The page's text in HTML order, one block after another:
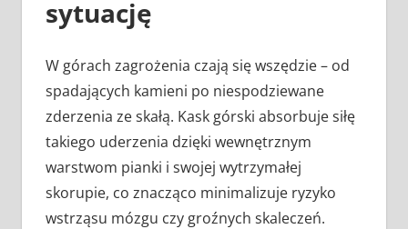
sytuację
W górach zagrożenia czają się wszędzie – od
spadających kamieni po niespodziewane
zderzenia ze skałą. Kask górski absorbuje siłę
takiego uderzenia dzięki wewnętrznym
warstwom pianki i swojej wytrzymałej
skorupie, co znacząco minimalizuje ryzyko
wstrząsu mózgu czy groźnych skaleczeń.